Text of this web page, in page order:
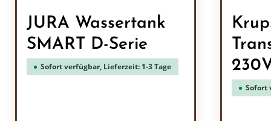
JURA Wassertank
SMART D-Serie
Sofort verfügbar, Lieferzeit: 1-3 Tage
Sofort